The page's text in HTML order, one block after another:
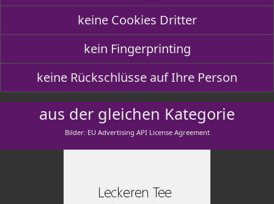
keine Cookies Dritter
kein Fingerprinting
keine Rückschlüsse auf Ihre Person
aus der gleichen Kategorie
Bilder: EU Advertising API License Agreement